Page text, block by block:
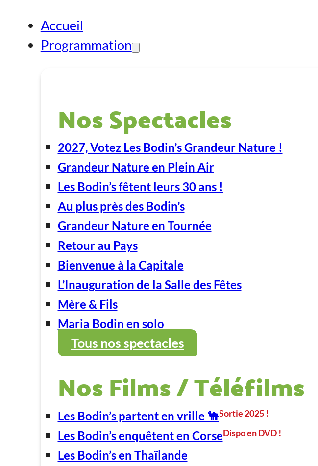
Accueil
Programmation
Nos Spectacles
2027, Votez Les Bodin’s Grandeur Nature !
Grandeur Nature en Plein Air
Les Bodin’s fêtent leurs 30 ans !
Au plus près des Bodin’s
Grandeur Nature en Tournée
Retour au Pays
Bienvenue à la Capitale
L’Inauguration de la Salle des Fêtes
Mère & Fils
Maria Bodin en solo
Tous nos spectacles
Nos Films / Téléfilms
Les Bodin’s partent en vrille 🐪Sortie 2025 !
Les Bodin’s enquêtent en CorseDispo en DVD !
Les Bodin’s en Thaïlande